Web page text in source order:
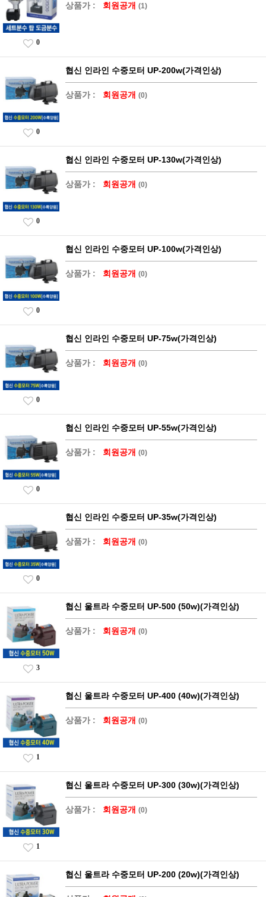
상품가 : 회원공개 (1)
0
협신 인라인 수중모터 UP-200w(가격인상)
상품가 : 회원공개 (0)
0
협신 인라인 수중모터 UP-130w(가격인상)
상품가 : 회원공개 (0)
0
협신 인라인 수중모터 UP-100w(가격인상)
상품가 : 회원공개 (0)
0
협신 인라인 수중모터 UP-75w(가격인상)
상품가 : 회원공개 (0)
0
협신 인라인 수중모터 UP-55w(가격인상)
상품가 : 회원공개 (0)
0
협신 인라인 수중모터 UP-35w(가격인상)
상품가 : 회원공개 (0)
0
협신 울트라 수중모터 UP-500 (50w)(가격인상)
상품가 : 회원공개 (0)
3
협신 울트라 수중모터 UP-400 (40w)(가격인상)
상품가 : 회원공개 (0)
1
협신 울트라 수중모터 UP-300 (30w)(가격인상)
상품가 : 회원공개 (0)
1
협신 울트라 수중모터 UP-200 (20w)(가격인상)